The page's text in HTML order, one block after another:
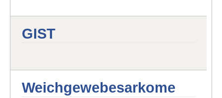
GIST
Weichgewebesarkome